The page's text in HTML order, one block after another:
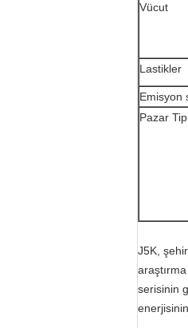
Vücut
Lastikler
Emisyon
Pazar
J5K,
serisinin